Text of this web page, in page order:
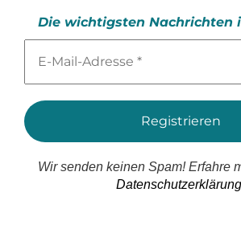
Die wichtigsten Nachrichten
Mail-
*
Wir senden keinen Spam! Erfahre